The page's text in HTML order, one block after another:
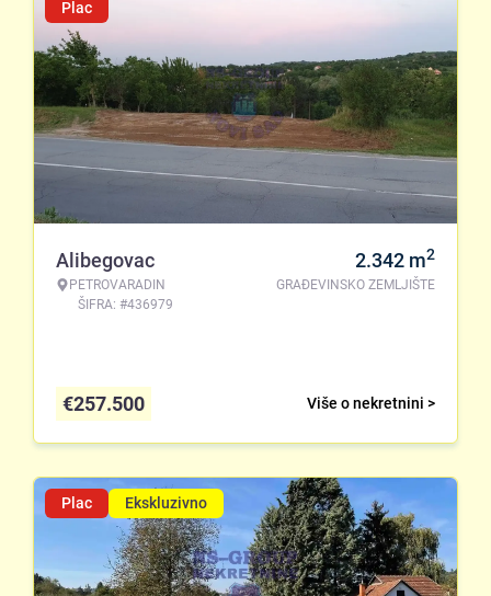
Plac
Alibegovac
PETROVARADIN
ŠIFRA: #436979
2.342 m2
GRAĐEVINSKO ZEMLJIŠTE
Više o nekretnini >
€257.500
Plac Ekskluzivno